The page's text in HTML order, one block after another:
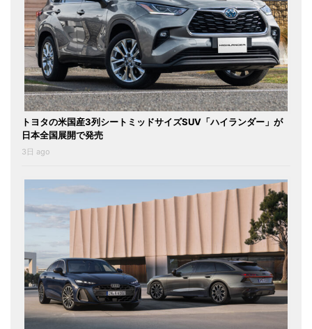
トヨタの米国産3列シートミッドサイズSUV「ハイランダー」が
日本全国展開で発売
3日 ago